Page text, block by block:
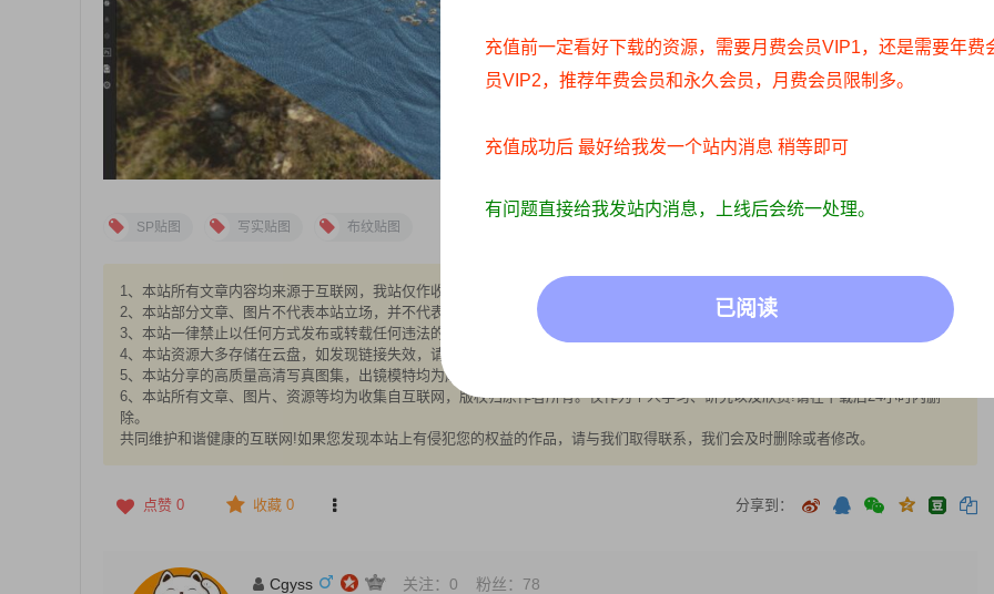
SP贴图 写实贴图 布纹贴图
1、本站所有文章内容均来源于互联网，我站仅作收集整理，VIP/积分赞助/打赏等费用仅为维持网站正常运转;
2、本站部分文章、图片不代表本站立场，并不代表本站赞同其观点和对其真实性负责;
3、本站一律禁止以任何方式发布或转载任何违法的相关信息，访客发现请向站长举报;
4、本站资源大多存储在云盘，如发现链接失效，请联系我们，我们会第一时间更新:
5、本站分享的高质量高清写真图集，出镜模特均为成年女性正常写真无R18内容，仅限用于摄影爱好者提供素材与鉴赏学习;
6、本站所有文章、图片、资源等均为收集自互联网，版权归原作者所有。仅作为个人学习、研究以及欣赏!请在下载后24小时内删
除。
共同维护和谐健康的互联网!如果您发现本站上有侵犯您的权益的作品，请与我们取得联系，我们会及时删除或者修改。
点赞 0 收藏 0 分享到：
Cgyss 关注： 0 粉丝： 78
充值前一定看好下载的资源，需要月费会员VIP1，还是需要年费
员VIP2，推荐年费会员和永久会员，月费会员限制多。
充值成功后 最好给我发一个站内消息 稍等即可
有问题直接给我发站内消息，上线后会统一处理。
已阅读